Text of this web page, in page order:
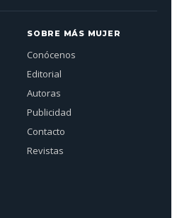
SOBRE MÁS MUJER
Conócenos
Editorial
Autoras
Publicidad
Contacto
Revistas